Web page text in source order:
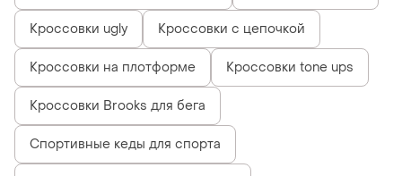
Кроссовки ugly Кроссовки с цепочкой
Кроссовки на плотформе Кроссовки tone ups
Кроссовки Brooks для бега
Спортивные кеды для спорта